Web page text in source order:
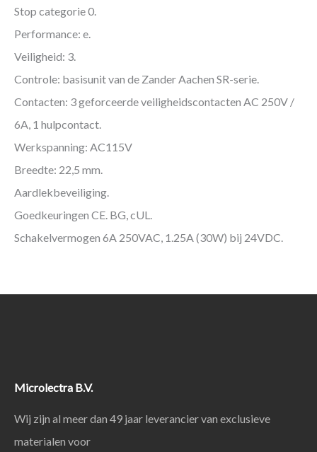
Stop categorie 0.
Performance: e.
Veiligheid: 3.
Controle: basisunit van de Zander Aachen SR-serie.
Contacten: 3 geforceerde veiligheidscontacten AC 250V /
6A, 1 hulpcontact.
Werkspanning: AC115V
Breedte: 22,5 mm.
Aardlekbeveiliging.
Goedkeuringen CE. BG, cUL.
Schakelvermogen 6A 250VAC, 1.25A (30W) bij 24VDC.
Microlectra B.V.
Wij zijn al meer dan 49 jaar leverancier van exclusieve
materialen voor